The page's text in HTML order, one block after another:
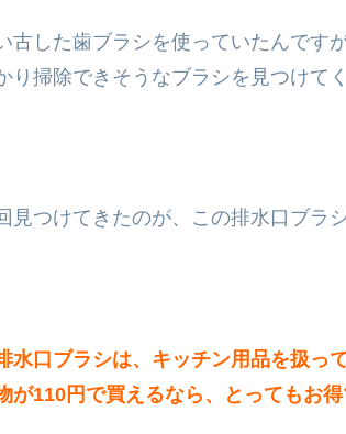
古した歯ブラシを使っていたんです
り掃除できそうなブラシを見つけて
見つけてきたのが、この排水口ブラシ
水口ブラシは、キッチン用品を扱っ
が110円で買えるなら、とってもお得